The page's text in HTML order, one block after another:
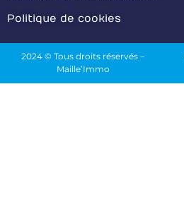
Politique de cookies
2024 © Tous droits réservés –
Maille’Immo